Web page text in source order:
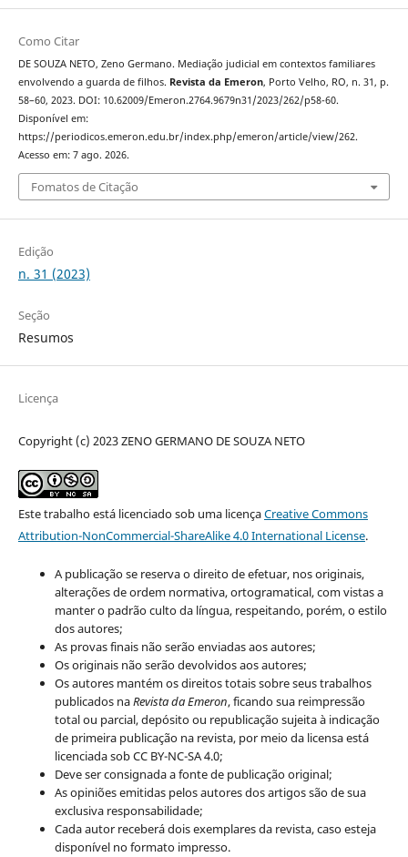
Como Citar
DE SOUZA NETO, Zeno Germano. Mediação judicial em contextos familiares
envolvendo a guarda de filhos. Revista da Emeron, Porto Velho, RO, n. 31, p.
58–60, 2023. DOI: 10.62009/Emeron.2764.9679n31/2023/262/p58-60.
Disponível em:
https://periodicos.emeron.edu.br/index.php/emeron/article/view/262.
Acesso em: 7 ago. 2026.
Fomatos de Citação
Edição
n. 31 (2023)
Seção
Resumos
Licença
Copyright (c) 2023 ZENO GERMANO DE SOUZA NETO
Este trabalho está licenciado sob uma licençaCreative Commons
Attribution-NonCommercial-ShareAlike 4.0 International License.
A publicação se reserva o direito de efetuar, nos originais,
alterações de ordem normativa, ortogramatical, com vistas a
manter o padrão culto da língua, respeitando, porém, o estilo
dos autores;
As provas finais não serão enviadas aos autores;
Os originais não serão devolvidos aos autores;
Os autores mantém os direitos totais sobre seus trabalhos
publicados naRevista da Emeron, ficando sua reimpressão
total ou parcial, depósito ou republicação sujeita à indicação
de primeira publicação na revista, por meio da licensa está
licenciada sob CC BY-NC-SA 4.0;
Deve ser consignada a fonte de publicação original;
As opiniões emitidas pelos autores dos artigos são de sua
exclusiva responsabilidade;
Cada autor receberá dois exemplares da revista, caso esteja
disponível no formato impresso.